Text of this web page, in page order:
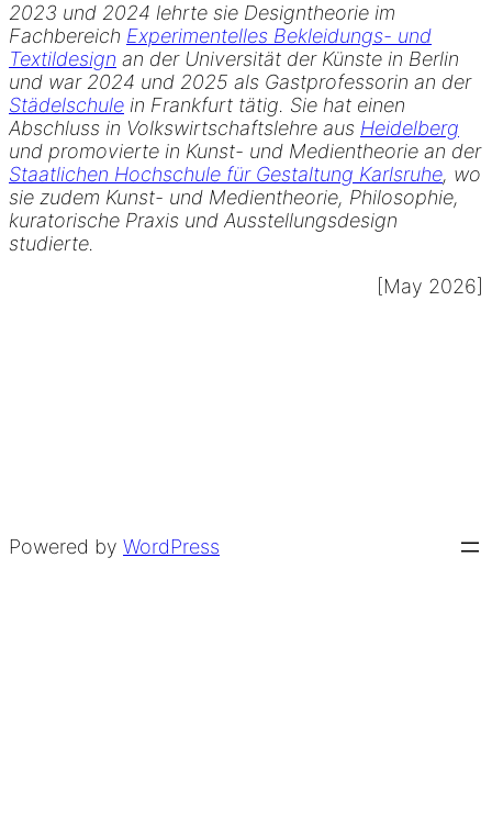
2023 und 2024 lehrte sie Designtheorie im
Fachbereich Experimentelles Bekleidungs- und
Textildesign an der Universität der Künste in Berlin
und war 2024 und 2025 als Gastprofessorin an der
Städelschule in Frankfurt tätig. Sie hat einen
Abschluss in Volkswirtschaftslehre aus Heidelberg
und promovierte in Kunst- und Medientheorie an der
Staatlichen Hochschule für Gestaltung Karlsruhe, wo
sie zudem Kunst- und Medientheorie, Philosophie,
kuratorische Praxis und Ausstellungsdesign
studierte.
[May 2026]
Powered by WordPress